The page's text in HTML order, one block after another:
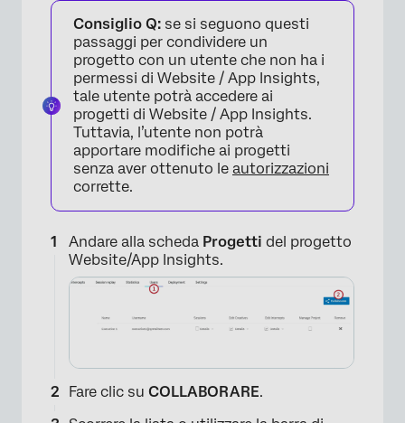
Consiglio Q: se si seguono questi
passaggi per condividere un
progetto con un utente che non ha i
permessi di Website / App Insights,
tale utente potrà accedere ai
progetti di Website / App Insights.
Tuttavia, l’utente non potrà
apportare modifiche ai progetti
senza aver ottenuto le autorizzazioni
corrette.
Andare alla scheda Progetti del progetto
Website/App Insights.
Fare clic su COLLABORARE.